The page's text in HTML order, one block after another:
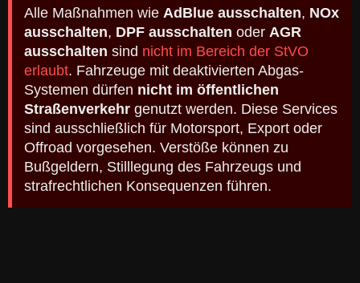
Alle Maßnahmen wie AdBlue ausschalten, NOx
ausschalten, DPF ausschalten oder AGR
ausschalten sind nicht im Bereich der StVO
erlaubt. Fahrzeuge mit deaktivierten Abgas-
Systemen dürfen nicht im öffentlichen
Straßenverkehr genutzt werden. Diese Services
sind ausschließlich für Motorsport, Export oder
Offroad vorgesehen. Verstöße können zu
Bußgeldern, Stilllegung des Fahrzeugs und
strafrechtlichen Konsequenzen führen.